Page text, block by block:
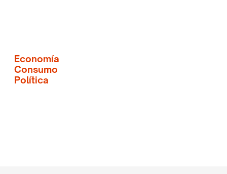
Economía
Consumo
Política